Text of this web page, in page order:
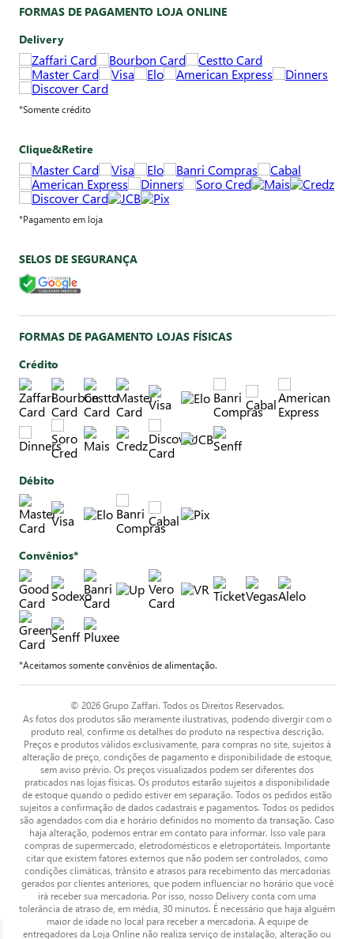
FORMAS DE PAGAMENTO LOJA ONLINE
Delivery
*Somente crédito
Clique&Retire
*Pagamento em loja
SELOS DE SEGURANÇA
FORMAS DE PAGAMENTO LOJAS FÍSICAS
Crédito
Débito
Convênios*
*Aceitamos somente convênios de alimentação.
© 2026 Grupo Zaffari. Todos os Direitos Reservados.
As fotos dos produtos são meramente ilustrativas, podendo divergir com o
produto real, confirme os detalhes do produto na respectiva descrição.
Preços e produtos válidos exclusivamente, para compras no site, sujeitos à
alteração de preço, condições de pagamento e disponibilidade de estoque,
sem aviso prévio. Os preços visualizados podem ser diferentes dos
praticados nas lojas físicas. Os produtos estarão sujeitos a disponibilidade
de estoque quando o pedido estiver em separação. Todos os pedidos estão
sujeitos a confirmação de dados cadastrais e pagamentos. Todos os pedidos
são agendados com dia e horário definidos no momento da transação. Caso
haja alteração, podemos entrar em contato para informar. Isso vale para
compras de supermercado, eletrodomésticos e eletroportáteis. Importante
citar que existem fatores externos que não podem ser controlados, como
condições climáticas, trânsito e atrasos para recebimento das mercadorias
gerados por clientes anteriores, que podem influenciar no horário que você
irá receber sua mercadoria. Por isso, nosso Delivery conta com uma
tolerância de atraso de, em média, 30 minutos. É necessário que haja alguém
maior de idade no local para receber a mercadoria. A equipe de
entregadores da Loja Online não realiza serviço de instalação, alteração ou